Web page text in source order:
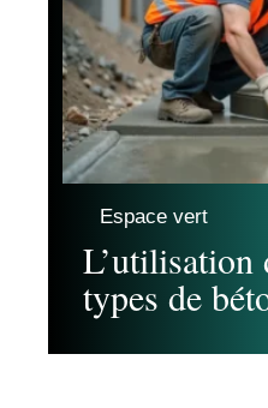
Espace vert
L’utilisation
types de